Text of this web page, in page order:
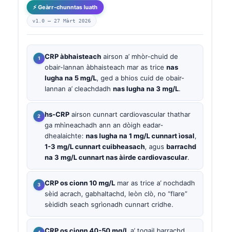
⚡ Geàrr-chunntas luath
v1.0 — 27 Màrt 2026
CRP àbhaisteach airson a’ mhòr-chuid de
obair-lannan àbhaisteach mar as trice nas
lugha na 5 mg/L, ged a bhios cuid de obair-
lannan a’ cleachdadh nas lugha na 3 mg/L.
hs-CRP airson cunnart cardiovascular thathar
ga mhìneachadh ann an dòigh eadar-
dhealaichte: nas lugha na 1 mg/L cunnart ìosal,
1-3 mg/L cunnart cuibheasach, agus barrachd
na 3 mg/L cunnart nas àirde cardiovascular.
CRP os cionn 10 mg/L mar as trice a’ nochdadh
sèid acrach, gabhaltachd, leòn clò, no “flare”
sèididh seach sgrìonadh cunnart cridhe.
CRP os cionn 40-50 mg/L a’ togail barrachd